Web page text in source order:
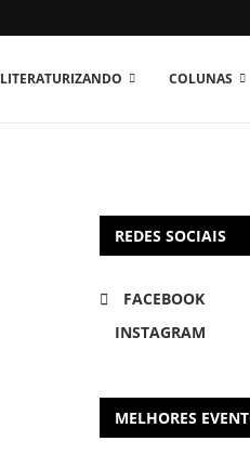
LITERATURIZANDO COLUNAS
REDES SOCIAIS
FACEBOOK
INSTAGRAM
MELHORES